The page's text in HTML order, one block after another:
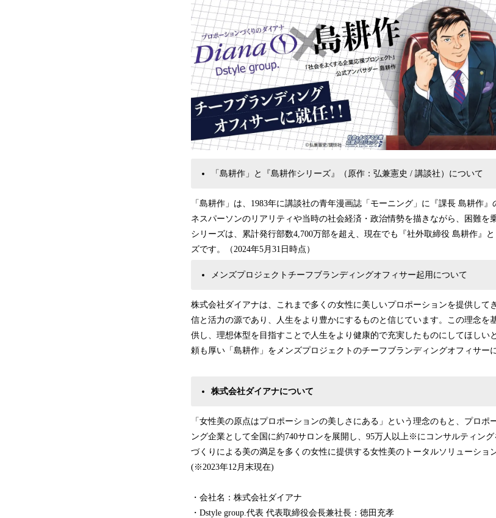
「島耕作」と『島耕作シリーズ』（原作：弘兼憲史 / 講談社）について
「島耕作」は、1983年に講談社の青年漫画誌「モーニング」に『課長 島耕作
ネスパーソンのリアリティや当時の社会経済・政治情勢を描きながら、困難を
シリーズは、累計発行部数4,700万部を超え、現在でも『社外取締役 島耕作』
ズです。（2024年5月31日時点）
メンズプロジェクトチーフブランディングオフィサー起用について
株式会社ダイアナは、これまで多くの女性に美しいプロポーションを提供して
信と活力の源であり、人生をより豊かにするものと信じています。この理念を
供し、理想体型を目指すことで人生をより健康的で充実したものにしてほしい
頼も厚い「島耕作」をメンズプロジェクトのチーフブランディングオフィサー
株式会社ダイアナについて
「女性美の原点はプロポーションの美しさにある」という理念のもと、プロポ
ング企業として全国に約740サロンを展開し、95万人以上※にコンサルティン
づくりによる美の満足を多くの女性に提供する女性美のトータルソリューショ
(※2023年12月末現在)
・会社名：株式会社ダイアナ
・Dstyle group.代表 代表取締役会長兼社長：徳田充孝